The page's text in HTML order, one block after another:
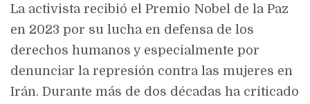
La activista recibió el Premio Nobel de la Paz
en 2023 por su lucha en defensa de los
derechos humanos y especialmente por
denunciar la represión contra las mujeres en
Irán. Durante más de dos décadas ha criticado